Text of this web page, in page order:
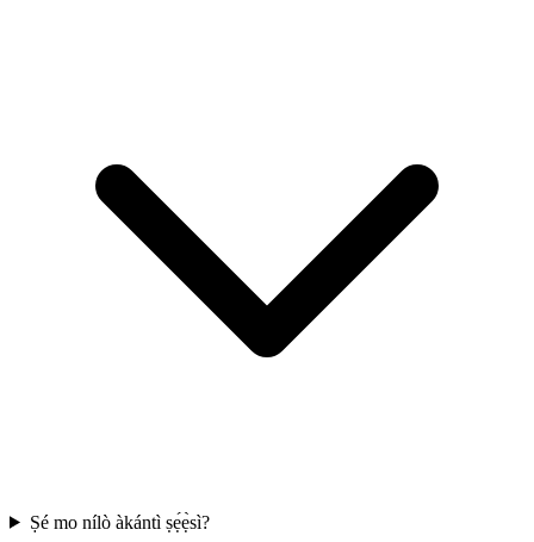
Ṣé mo nílò àkántì ṣẹ́ẹ̀sì?